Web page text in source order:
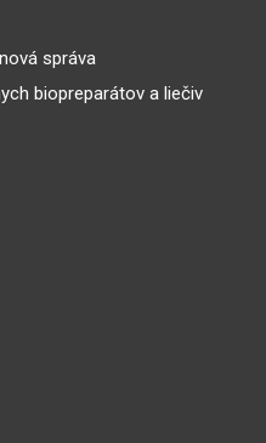
správa
biopreparátov a liečiv